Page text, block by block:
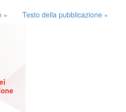
» Testo della pubblicazione »